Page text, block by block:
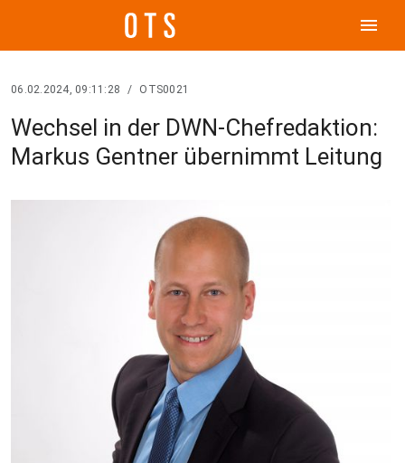
menu
06.02.2024, 09:11:28 / OTS0021
Wechsel in der DWN-Chefredaktion:
Markus Gentner übernimmt Leitung